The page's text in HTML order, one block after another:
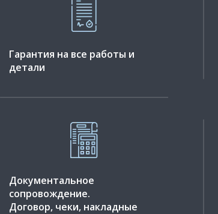
Гарантия на все работы и
детали
Документальное
сопровождение.
Договор, чеки, накладные